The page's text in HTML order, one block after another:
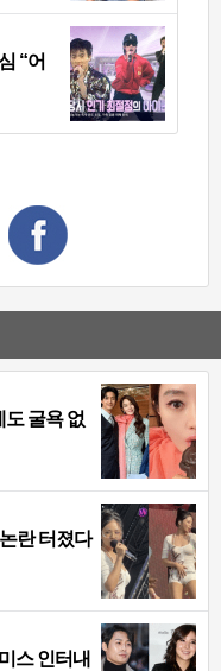
“어
도 굴욕 없
란 터졌다
스 인터내